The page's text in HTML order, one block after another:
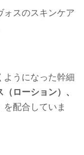
ォスのスキンケア
ようになった幹細
ローション）、
を配合していま